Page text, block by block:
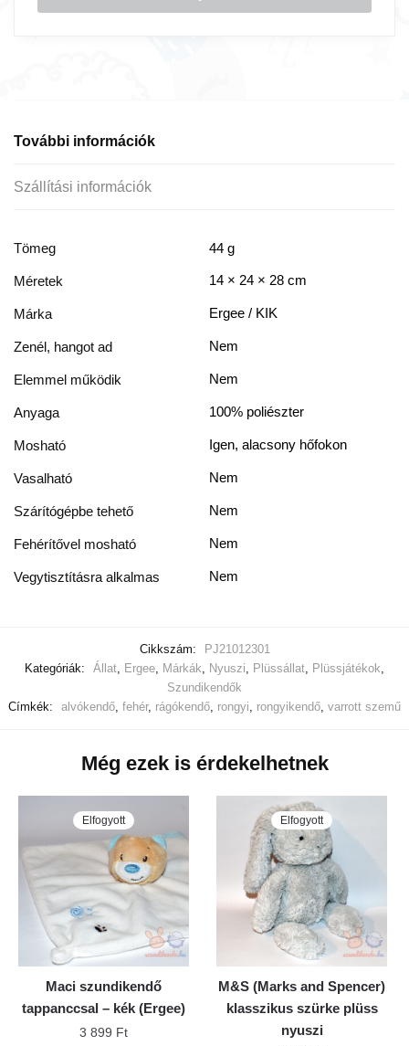
További információk
Szállítási információk
Tömeg 44 g
Méretek 14 × 24 × 28 cm
Márka Ergee / KIK
Zenél, hangot ad Nem
Elemmel működik Nem
Anyaga 100% poliészter
Mosható Igen, alacsony hőfokon
Vasalható Nem
Szárítógépbe tehető Nem
Fehérítővel mosható Nem
Vegytisztításra alkalmas Nem
Cikkszám:
PJ21012301
Kategóriák:
Állat, Ergee, Márkák, Nyuszi, Plüssállat, Plüssjátékok,
Szundikendők
Címkék:
alvókendő, fehér, rágókendő, rongyi, rongyikendő, varrott szemű
Még ezek is érdekelhetnek
Elfogyott
Maci szundikendő
tappanccsal – kék (Ergee)
3 899 Ft
Elfogyott
M&S (Marks and Spencer)
klasszikus szürke plüss
nyuszi